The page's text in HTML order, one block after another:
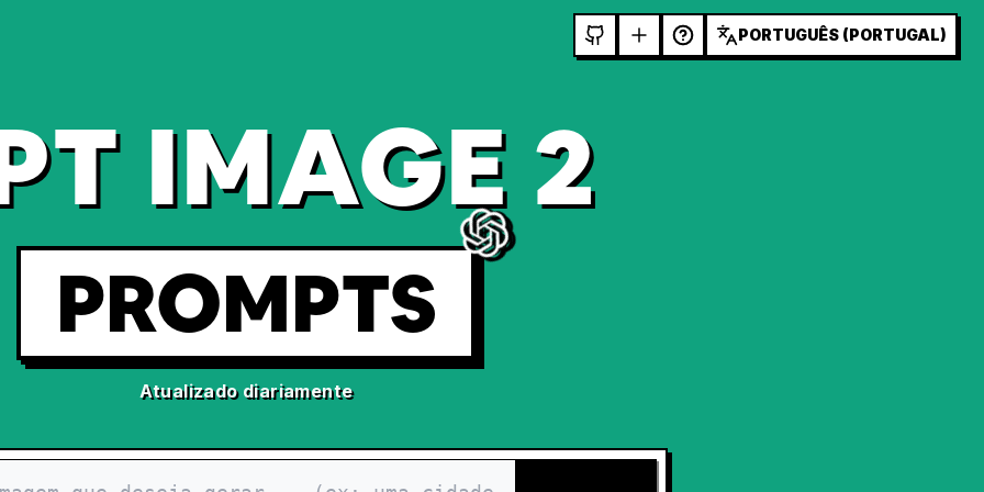
PORTUGUÊS (PORTUGAL)
IMAGE 2
PROMPTS
Atualizado diariamente